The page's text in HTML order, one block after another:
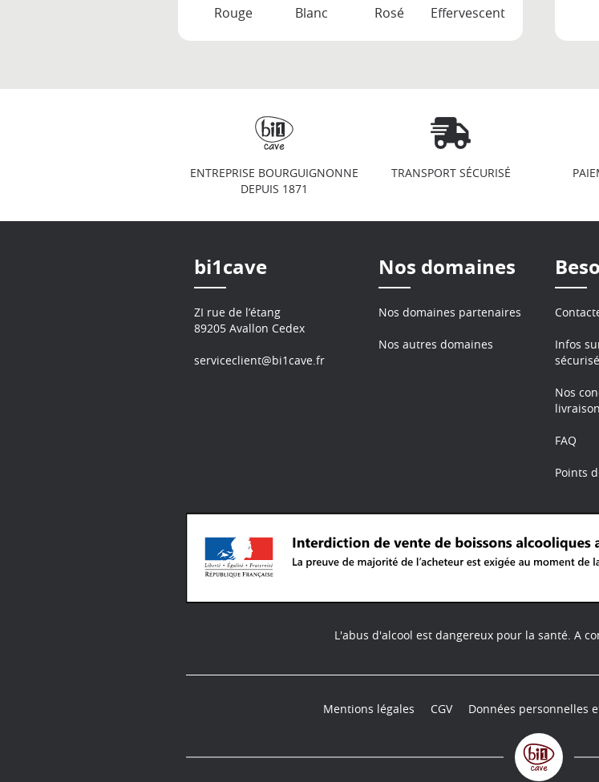
Rouge Blanc Rosé Effervescent
ENTREPRISE BOURGUIGNONNE
DEPUIS 1871
TRANSPORT SÉCURISÉ
bi1cave
ZI rue de l’étang
89205 Avallon Cedex
serviceclient@bi1cave.fr
Nos domaines
Nos domaines partenaires
Nos autres domaines
Infos
sécurisé
Nos
livraison
FAQ
Points
L'abus d'alcool est dangereux pour la santé. A
Mentions légales CGV Données personnelles